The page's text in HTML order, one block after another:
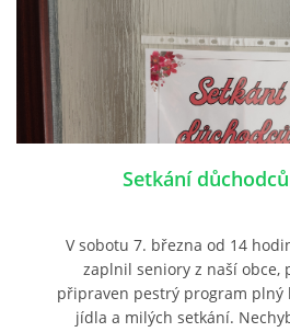
Setkání
V sobotu 7. března od 14
zaplnil seniory z naší obce,
připraven pestrý program plný
jídla a milých setkání.